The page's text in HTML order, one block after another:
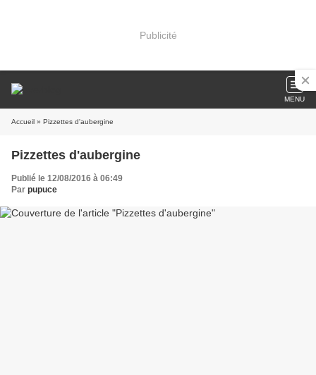
Publicité
MENU
Accueil » Pizzettes d'aubergine
Pizzettes d'aubergine
Publié le 12/08/2016 à 06:49
Par pupuce